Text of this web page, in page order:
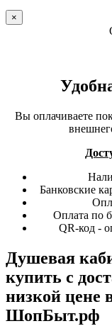
×
Вы оплачиваете
Банковские
Оплата по
QR-код -
Душевая
купить с
низкой цене
ШопБыт.рф